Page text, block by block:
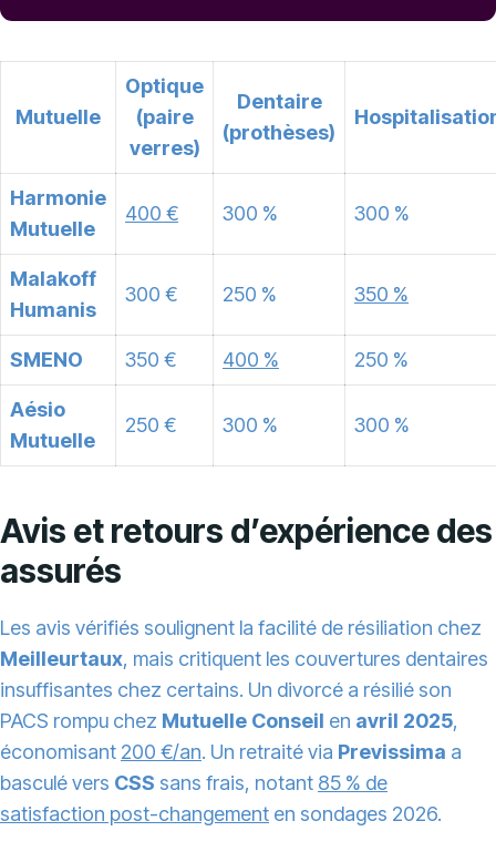
Mutuelle
Optique
(paire
verres)
Dentaire
(prothèses)
Harmonie
Mutuelle
400 € 300 % 300 %
Malakoff
Humanis
300 € 250 % 350 %
SMENO 350 € 400 % 250 %
Aésio
Mutuelle
250 € 300 % 300 %
Avis et retours d’expérience des
assurés
Les avis vérifiés soulignent la facilité de résiliation chez
Meilleurtaux, mais critiquent les couvertures dentaires
insuffisantes chez certains. Un divorcé a résilié son
PACS rompu chez Mutuelle Conseil en avril 2025,
économisant 200 €/an. Un retraité via Previssima a
basculé vers CSS sans frais, notant 85 % de
satisfaction post-changement en sondages 2026.